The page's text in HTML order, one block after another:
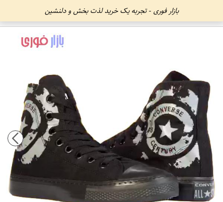
بازار فوری - تجربه یک خرید لذت بخش و دلنشین